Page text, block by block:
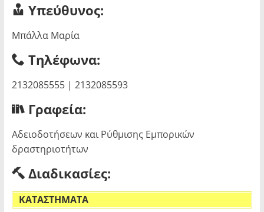
Υπεύθυνος:
Μπάλλα Μαρία
Τηλέφωνα:
2132085555 | 2132085593
Γραφεία:
Αδειοδοτήσεων και Ρύθμισης Εμπορικών
δραστηριοτήτων
Διαδικασίες:
ΚΑΤΑΣΤΗΜΑΤΑ